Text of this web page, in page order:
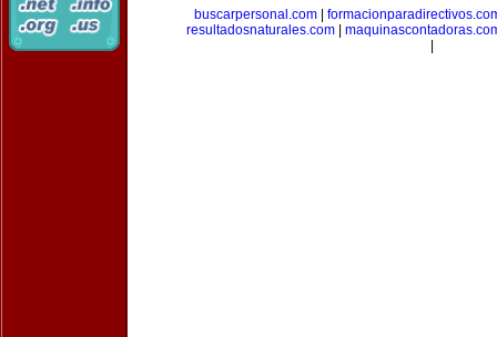
buscarpersonal.com|
resultadosnaturales.com|